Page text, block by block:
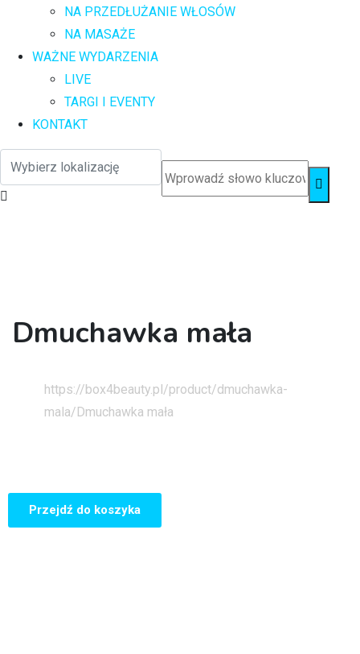
NA PRZEDŁUŻANIE WŁOSÓW
NA MASAŻE
WAŻNE WYDARZENIA
LIVE
TARGI I EVENTY
KONTAKT
Dmuchawka mała
https://box4beauty.pl/product/dmuchawka-
mala/Dmuchawka mała
Przejdź do koszyka